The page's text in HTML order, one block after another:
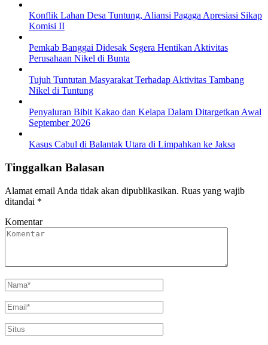
Konflik Lahan Desa Tuntung, Aliansi Pagaga Apresiasi Sikap
Komisi II
Pemkab Banggai Didesak Segera Hentikan Aktivitas
Perusahaan Nikel di Bunta
Tujuh Tuntutan Masyarakat Terhadap Aktivitas Tambang
Nikel di Tuntung
Penyaluran Bibit Kakao dan Kelapa Dalam Ditargetkan Awal
September 2026
Kasus Cabul di Balantak Utara di Limpahkan ke Jaksa
Tinggalkan Balasan
Alamat email Anda tidak akan dipublikasikan. Ruas yang wajib
ditandai *
Komentar